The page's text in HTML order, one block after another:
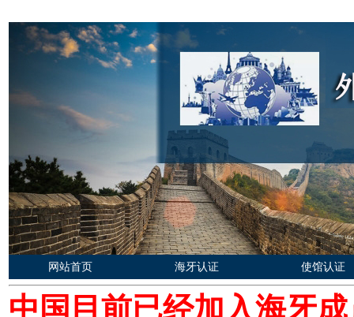
网站首页 海牙认证 使馆认证
中国目前已经加入海牙